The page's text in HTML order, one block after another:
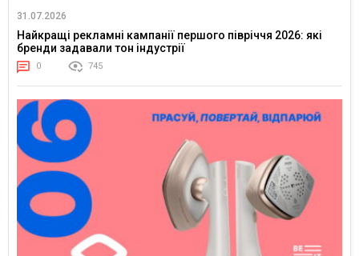
31.07.2026
Найкращі рекламні кампанії першого півріччя 2026: які
бренди задавали тон індустрії
0 745